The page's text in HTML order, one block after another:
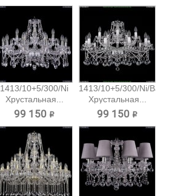
1413/10+5/300/Ni
Хрустальная...
99 150 ₽
1413/10+5/300/Ni/Balls
Хрустальная...
99 150 ₽